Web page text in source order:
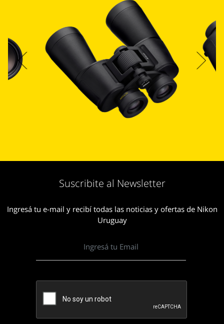
Suscribite al Newsletter
Ingresá tu e-mail y recibí todas las noticias y ofertas de Nikon
Uruguay